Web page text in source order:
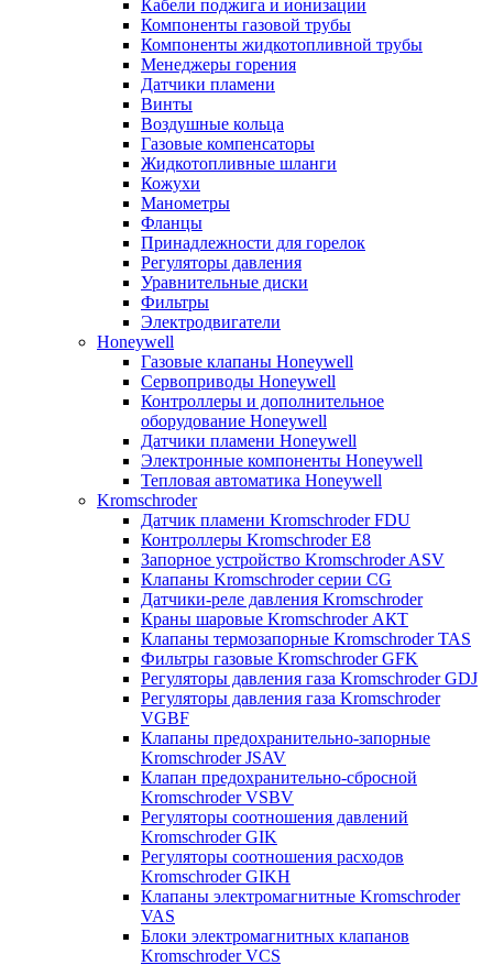
Кабели поджига и ионизации
Компоненты газовой трубы
Компоненты жидкотопливной трубы
Менеджеры горения
Датчики пламени
Винты
Воздушные кольца
Газовые компенсаторы
Жидкотопливные шланги
Кожухи
Манометры
Фланцы
Принадлежности для горелок
Регуляторы давления
Уравнительные диски
Фильтры
Электродвигатели
Honeywell
Газовые клапаны Honeywell
Сервоприводы Honeywell
Контроллеры и дополнительное
оборудование Honeywell
Датчики пламени Honeywell
Электронные компоненты Honeywell
Тепловая автоматика Honeywell
Kromschroder
Датчик пламени Kromschroder FDU
Контроллеры Kromschroder E8
Запорное устройство Kromschroder ASV
Клапаны Kromschroder серии CG
Датчики-реле давления Kromschroder
Краны шаровые Kromschroder АКТ
Клапаны термозапорные Kromschroder TAS
Фильтры газовые Kromschroder GFK
Регуляторы давления газа Kromschroder GDJ
Регуляторы давления газа Kromschroder
VGBF
Клапаны предохранительно-запорные
Kromschroder JSAV
Клапан предохранительно-сбросной
Kromschroder VSBV
Регуляторы соотношения давлений
Kromschroder GIK
Регуляторы соотношения расходов
Kromschroder GIKH
Клапаны электромагнитные Kromschroder
VAS
Блоки электромагнитных клапанов
Kromschroder VCS